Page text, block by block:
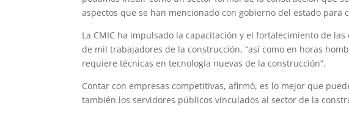
aspectos que se han mencionado con gobierno del estado para
La CMIC ha impulsado la capacitación y el fortalecimiento de
de mil trabajadores de la construcción, “así como en horas
requiere técnicas en tecnología nuevas de la construcción”.
Contar con empresas competitivas, afirmó, es lo mejor que
también los servidores públicos vinculados al sector de la